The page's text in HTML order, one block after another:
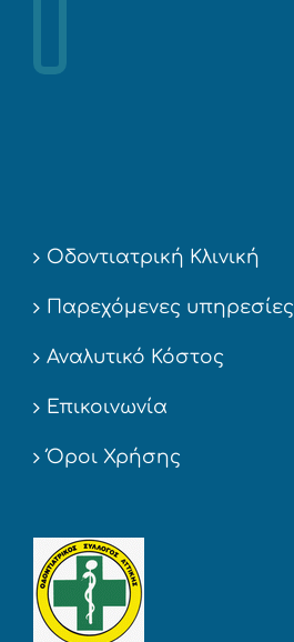
Οδοντιατρική Κλινική
Παρεχόμενες υπηρεσίες
Αναλυτικό Κόστος
Επικοινωνία
Όροι Χρήσης